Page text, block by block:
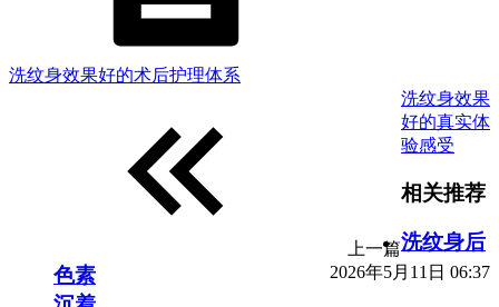
洗纹身效果好的术后护理体系
上一篇
2026年5月11日 06:37
洗纹身效果
好的真实体
验感受
相关推荐
洗纹身后
色素